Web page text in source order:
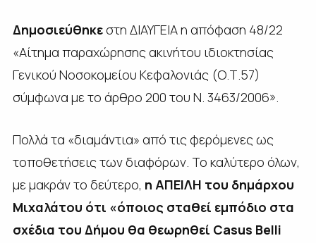
Δημοσιεύθηκεστη ΔΙΑΥΓΕΙΑ η απόφαση 48/22
«Αίτημα παραχώρησης ακινήτου ιδιοκτησίας
Γενικού Νοσοκομείου Κεφαλονιάς (Ο.Τ.57)
σύμφωνα με το άρθρο 200 του Ν. 3463/2006».
Πολλά τα «διαμάντια» από τις φερόμενες ως
τοποθετήσεις των διαφόρων. Το καλύτερο όλων,
με μακράν το δεύτερο, η ΑΠΕΙΛΗ του δημάρχου
Μιχαλάτου ότι «όποιος σταθεί εμπόδιο στα
σχέδια του Δήμου θα θεωρηθεί Casus Belli